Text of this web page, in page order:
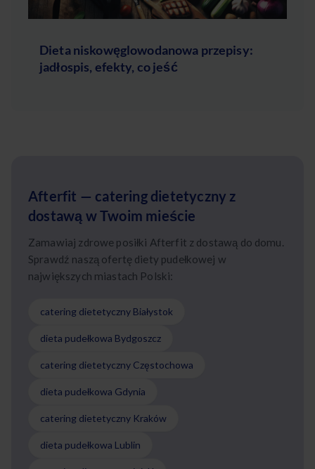
Dieta niskowęglowodanowa przepisy:
jadłospis, efekty, co jeść
Afterfit — catering dietetyczny z
dostawą w Twoim mieście
Zamawiaj zdrowe posiłki Afterfit z dostawą do domu.
Sprawdź naszą ofertę diety pudełkowej w
największych miastach Polski:
catering dietetyczny Białystok
dieta pudełkowa Bydgoszcz
catering dietetyczny Częstochowa
dieta pudełkowa Gdynia
catering dietetyczny Kraków
dieta pudełkowa Lublin